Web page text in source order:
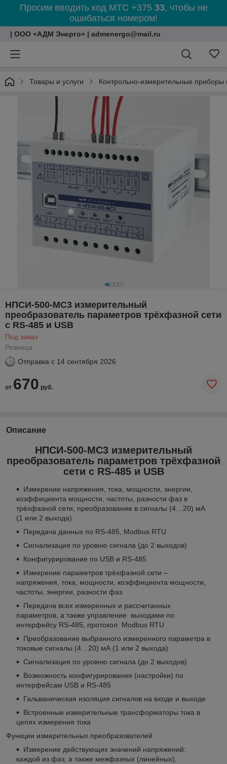
Просим вводить код МТС +375 33, чтобы не
ошибаться номером!
| ООО «АДМ Энерго» | admenergo@mail.ru
Товары и услуги Контрольно-измерительные
НПСИ-500-МС3 измерительный
преобразователь параметров трёхфазной сети
с RS-485 и USB
Под заказ
Розница
Отправка с 14 сентября 2026
от 670 руб.
Описание
НПСИ-500-МС3 измерительный
преобразователь параметров трёхфазной
сети с RS-485 и USB
Измерение напряжения, тока, мощности, энергии,
коэффициента мощности, частоты, разности фаз в
трёхфазной сети, преобразование в сигналы (4…20) мА
(1 или 2 выхода)
Передача данных по RS-485, Modbus RTU
Сигнализация по уровню сигнала (до 2 выходов)
Конфигурирование по USB и RS-485
Измерение параметров трёхфазной сети –
напряжения, тока, мощности, коэффициента мощности,
частоты, энергии, разности фаз
Передача всех измеренных и рассчитанных
параметров, а также управление выходами по
интерфейсу RS-485, протокол Modbus RTU
Преобразование выбранного измеренного параметра в
токовые сигналы (4…20) мА (1 или 2 выхода)
Сигнализация по уровню сигнала (до 2 выходов)
Возможность конфигурирования (настройки) по
интерфейсам USB и RS-485
Гальваническая изоляция сигналов на входе и выходе
Встроенные измерительные трансформаторы тока в
цепях измерения тока
Функции измерительных преобразователей
Измерение действующих значений напряжений:
каждой из фаз, а также межфазных (линейных),